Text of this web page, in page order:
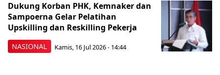
NASIONAL
Dukung Korban PHK, Kemnaker dan
Sampoerna Gelar Pelatihan
Upskilling dan Reskilling Pekerja
Kamis, 16 Jul 2026 - 14:44